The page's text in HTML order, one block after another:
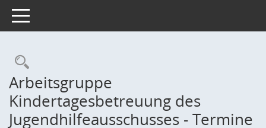
Toggle navigation
Rechercheauswahl
Arbeitsgruppe
Kindertagesbetreuung des
Jugendhilfeausschusses - Termine